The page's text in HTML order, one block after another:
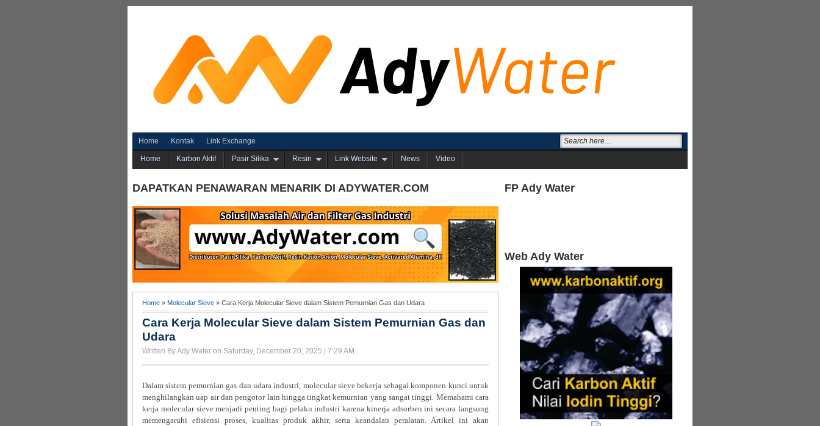
Home Kontak Link Exchange
Home Karbon Aktif Pasir Silika Resin Link Website News Video
DAPATKAN PENAWARAN MENARIK DI ADYWATER.COM
Home » Molecular Sieve » Cara Kerja Molecular Sieve dalam Sistem Pemurnian Gas dan Udara
Cara Kerja Molecular Sieve dalam Sistem Pemurnian Gas dan
Udara
Written By Ady Water on Saturday, December 20, 2025 | 7:29 AM
Dalam sistem pemurnian gas dan udara industri, molecular sieve bekerja sebagai komponen kunci untuk
menghilangkan uap air dan pengotor lain hingga tingkat kemurnian yang sangat tinggi. Memahami cara
kerja molecular sieve menjadi penting bagi pelaku industri karena kinerja adsorben ini secara langsung
memengaruhi efisiensi proses, kualitas produk akhir, serta keandalan peralatan. Artikel ini akan
FP Ady Water
Web Ady Water